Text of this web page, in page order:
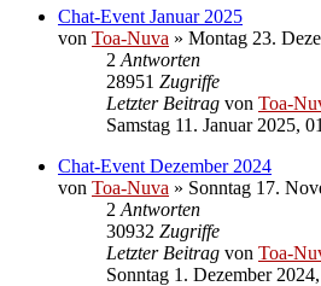
Chat-Event Januar 2025
von Toa-Nuva » Montag 23.
2 Antworten
28951 Zugriffe
Letzter Beitrag von Toa-
Samstag 11. Januar 2025,
Chat-Event Dezember 2024
von Toa-Nuva » Sonntag 17.
2 Antworten
30932 Zugriffe
Letzter Beitrag von Toa-
Sonntag 1. Dezember